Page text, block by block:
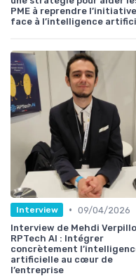
PME à reprendre l’initiative
face à l’intelligence
Interview • 09/04/2026
Interview de Mehdi
RPTech AI : Intégrer
concrètement
artificielle au cœur de
l’entreprise